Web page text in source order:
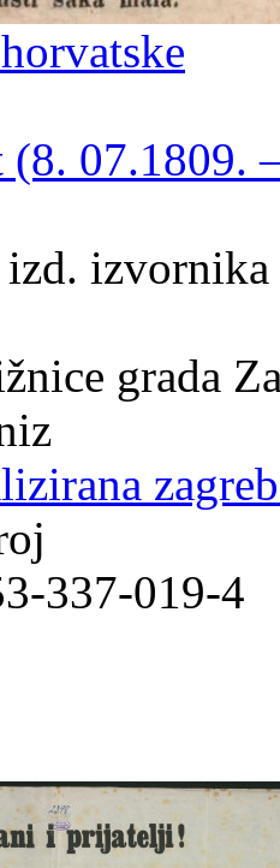
07.1809.
grada
337-019-4